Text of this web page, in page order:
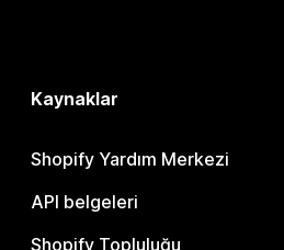
Kaynaklar
Shopify Yardım Merkezi
API belgeleri
Shopify Topluluğu